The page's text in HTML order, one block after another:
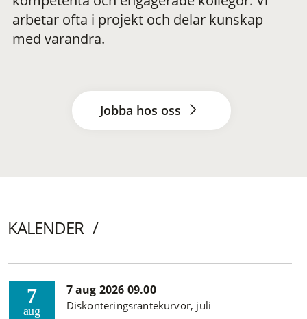
arbetar ofta i projekt och delar kunskap
med varandra.
Jobba hos oss
KALENDER
7
aug
7 aug 2026 09.00
Diskonteringsräntekurvor, juli